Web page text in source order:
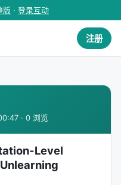
版 · 登录互动
注册
· 0 浏览
Level